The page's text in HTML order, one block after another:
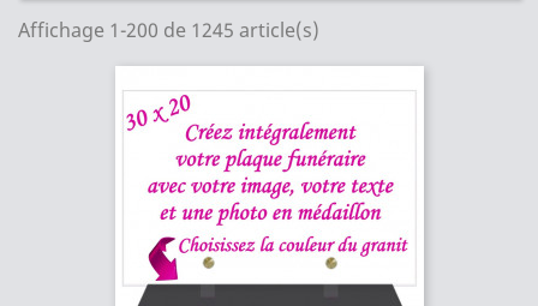
Affichage 1-200 de 1245 article(s)